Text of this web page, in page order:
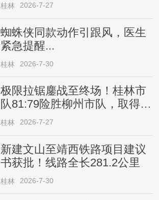
桂林 2026-7-27
蜘蛛侠同款动作引跟风，医生
紧急提醒...
桂林 2026-7-30
极限拉锯鏖战至终场！桂林市
队81:79险胜柳州市队，取得四
连胜
桂林 2026-7-27
新建文山至靖西铁路项目建议
书获批！线路全长281.2公里
桂林 2026-7-30